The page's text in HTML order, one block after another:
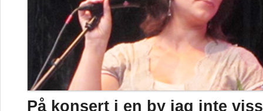
På konsert i en by jag inte